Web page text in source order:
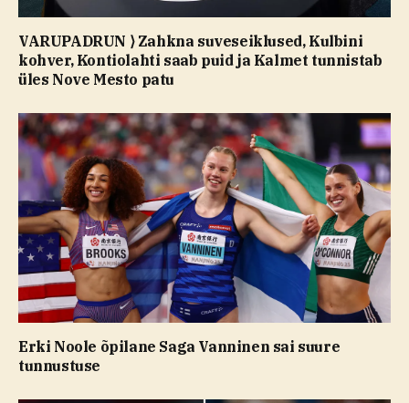
VARUPADRUN ⟩ Zahkna suveseiklused, Kulbini
kohver, Kontiolahti saab puid ja Kalmet tunnistab
üles Nove Mesto patu
Erki Noole õpilane Saga Vanninen sai suure
tunnustuse